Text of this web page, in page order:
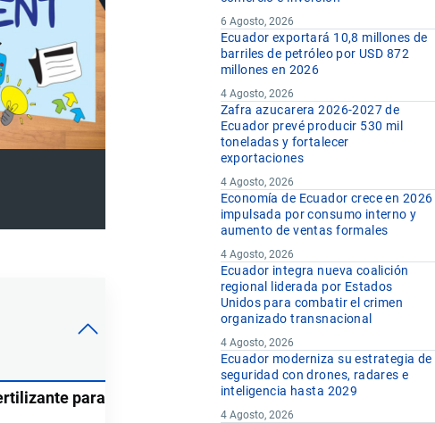
para
6 Agosto, 2026
Ecuador exportará 10,8 millones de
barriles de petróleo por USD 872
millones en 2026
4 Agosto, 2026
Zafra azucarera 2026-2027 de
Ecuador prevé producir 530 mil
toneladas y fortalecer
exportaciones
4 Agosto, 2026
Economía de Ecuador crece en 2026
impulsada por consumo interno y
aumento de ventas formales
4 Agosto, 2026
Ecuador integra nueva coalición
regional liderada por Estados
Unidos para combatir el crimen
organizado transnacional
4 Agosto, 2026
Ecuador moderniza su estrategia de
seguridad con drones, radares e
inteligencia hasta 2029
4 Agosto, 2026